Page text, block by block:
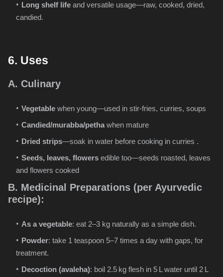
Long shelf life and versatile usage—raw, cooked, dried,
candied.
6. Uses
A. Culinary
Vegetable when young—used in stir-fries, curries, soups
Candied/murabba/petha when mature
Dried strips—soak in water before cooking in curries .
Seeds, leaves, flowers edible too—seeds roasted, leaves
and flowers cooked
B. Medicinal Preparations (per Ayurvedic
recipe):
As a vegetable: eat 2–3 kg naturally as a simple dish.
Powder: take 1 teaspoon 5–7 times a day with gaps, for
treatment.
Decoction (avaleha): boil 2.5 kg flesh in 5 L water until 2 L